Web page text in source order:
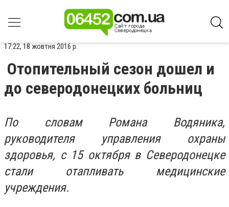
17:22, 18 жовтня 2016 р.
Отопительный сезон дошел и
до северодонецких больниц
По словам Романа Водяника,
руководителя управления охраны
здоровья, с 15 октября в Северодонецке
стали отапливать медицинские
учреждения.